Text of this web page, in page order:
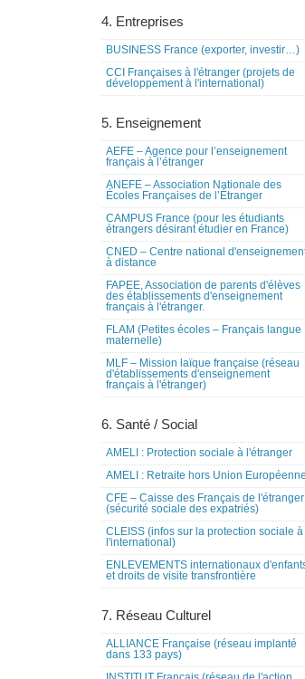
4. Entreprises
BUSINESS France (exporter, investir…)
CCI Françaises à l'étranger (projets de
développement à l'international)
5. Enseignement
AEFE – Agence pour l’enseignement
français à l’étranger
ANEFE – Association Nationale des
Écoles Françaises de l’Étranger
CAMPUS France (pour les étudiants
étrangers désirant étudier en France)
CNED – Centre national
à distance
FAPEE, Association de parents d'élèves
des établissements d'enseignement
français à l'étranger.
FLAM (Petites écoles – Français langue
maternelle)
MLF – Mission laïque française (réseau
d'établissements d'enseignement
français à l'étranger)
6. Santé / Social
AMELI : Protection sociale à l'étranger
AMELI : Retraite hors Union Européenne
CFE – Caisse des Français de l'étranger
(sécurité sociale des expatriés)
CLEISS (infos sur la protection sociale à
l'international)
ENLEVEMENTS internationaux
et droits de visite transfrontière
7. Réseau Culturel
ALLIANCE Française (réseau implanté
dans 133 pays)